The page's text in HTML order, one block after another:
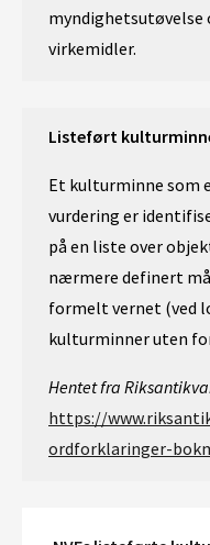
myndighetsutøvelse
virkemidler.
Listeført
Et kulturminne som
vurdering er
på en liste over
nærmere definert
formelt vernet (ved
kulturminner uten
Hentet fra
https://
ordforklaringer-